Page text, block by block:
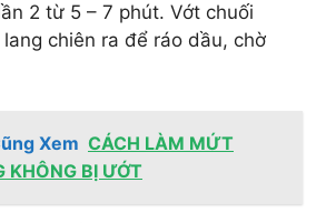
2 từ 5 – 7 phút. Vớt chuối
chiên ra để ráo dầu, chờ
Xem CÁCH LÀM MỨT
KHÔNG BỊ ƯỚT